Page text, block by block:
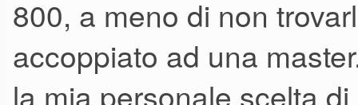
pan, oggi come oggi è
con attrezzature o plugins ad
800, a meno di non
accoppiato ad una
la mia personale scelta